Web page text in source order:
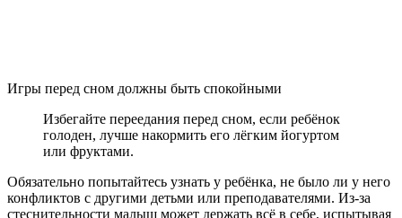
Игры перед сном должны быть спокойными
Избегайте переедания перед сном, если ребёнок
голоден, лучше накормить его лёгким йогуртом
или фруктами.
Обязательно попытайтесь узнать у ребёнка, не было ли у него
конфликтов с другими детьми или преподавателями. Из-за
стеснительности малыш может держать всё в себе, испытывая